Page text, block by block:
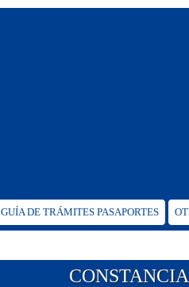
GUÍA DE TRÁMITES PASAPORTES